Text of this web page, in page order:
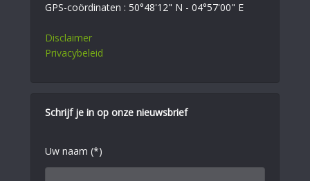
GPS-coördinaten : 50°48'12" N - 04°57'00" E
Disclaimer
Privacybeleid
Schrijf je in op onze nieuwsbrief
Uw naam (*)